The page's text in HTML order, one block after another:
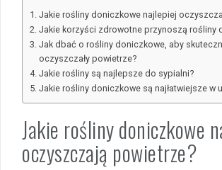
Jakie rośliny doniczkowe najlepiej
Jakie korzyści zdrowotne przynoszą rośliny
Jak dbać o rośliny doniczkowe, aby
oczyszczały powietrze?
Jakie rośliny są najlepsze do sypialni?
Jakie rośliny doniczkowe są najłatwiejsze w
Jakie rośliny doniczkowe
oczyszczają powietrze?